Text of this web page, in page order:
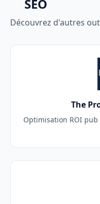
SEO
Découvrez d'autres
The
Optimisation ROI pub